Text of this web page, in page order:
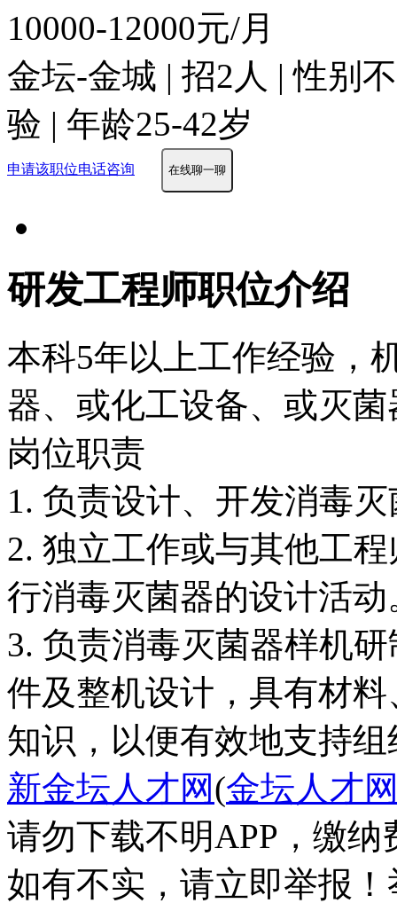
10000-12000元/月
金坛-金城 | 招2人 | 性别
验 | 年龄25-42岁
申请该职位电话咨询 在线聊一聊
研发工程师职位介绍
本科5年以上工作经验，
器、或化工设备、或灭
岗位职责
1. 负责设计、开发消毒
2. 独立工作或与其他工
行消毒灭菌器的设计活动
3. 负责消毒灭菌器样机
件及整机设计，具有材
新金坛人才网(金坛人才
请勿下载不明APP，缴
如有不实，请立即举报